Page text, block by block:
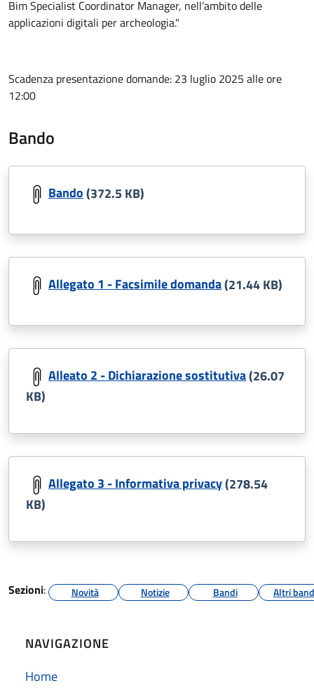
Bim Specialist Coordinator Manager, nell’ambito delle
applicazioni digitali per archeologia."
Scadenza presentazione domande: 23 luglio 2025 alle ore
12:00
Bando
Bando(372.5 KB)
Allegato 1 - Facsimile domanda(21.44 KB)
Alleato 2 - Dichiarazione sostitutiva(26.07
KB)
Allegato 3 - Informativa privacy(278.54
KB)
Sezioni: Novità Notizie Bandi Altri
NAVIGAZIONE
Home